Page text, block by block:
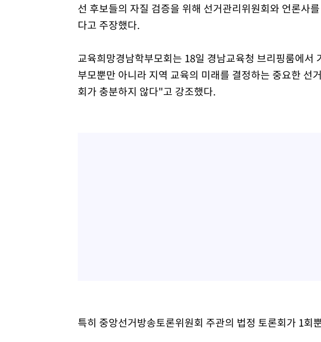
선 후보들의 자질 검증을 위해 선거관리위원회와 언론사
다고 주장했다.
교육희망경남학부모회는 18일 경남교육청 브리핑룸에서
부모뿐만 아니라 지역 교육의 미래를 결정하는 중요한 선
회가 충분하지 않다"고 강조했다.
특히 중앙선거방송토론위원회 주관의 법정 토론회가 1회